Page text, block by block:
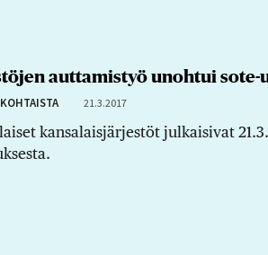
auttamistyö unohtui sote-
21.3.2017
kansalaisjärjestöt julkaisivat